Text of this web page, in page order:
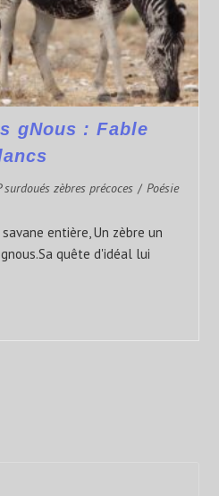
gNous : Fable
surdoués zèbres précoces / Poésie
entière, Un zèbre un
quête d'idéal lui